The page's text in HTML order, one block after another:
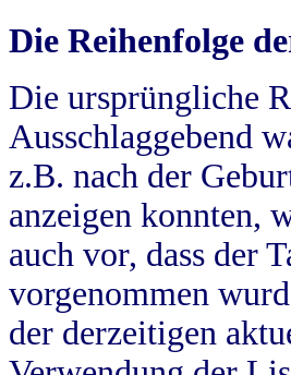
Die Reihenfolge
Die ursprüngliche
Ausschlaggebend
z.B. nach der
anzeigen konnten,
auch vor, dass der
vorgenommen
der derzeitigen